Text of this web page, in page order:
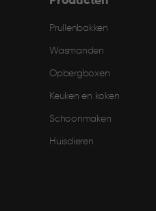
Prullenbakken
Wasmanden
Opbergboxen
Keuken en koken
Schoonmaken
Huisdieren